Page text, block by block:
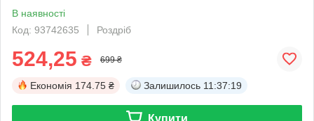
В наявності
Код: 93742635
Роздріб
524,25 ₴ 699 ₴
Економія 174.75 ₴ Залишилось 11:37:19
Купити